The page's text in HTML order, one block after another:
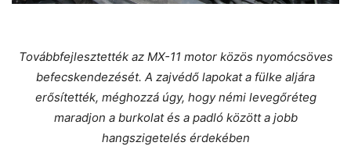
Továbbfejlesztették az MX-11 motor közös nyomócsöves
befecskendezését. A zajvédő lapokat a fülke aljára
erősítették, méghozzá úgy, hogy némi levegőréteg
maradjon a burkolat és a padló között a jobb
hangszigetelés érdekében